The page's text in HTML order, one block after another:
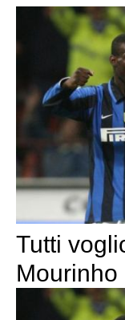
Tutti
Mourinho